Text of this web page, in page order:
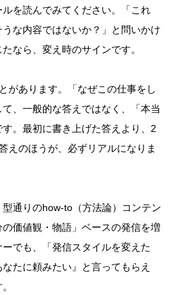
を読んでみてください。「これ
な内容ではないか？」と問いかけ
なら、変え時のサインです。
があります。「なぜこの仕事をし
、一般的な答えではなく、「本当
。最初に書き上げた答えより、2
えのほうが、必ずリアルになりま
通りのhow-to（方法論）コンテン
価値観・物語」ベースの発信を増
でも、「発信スタイルを変えた
たに頼みたい』と言ってもらえ